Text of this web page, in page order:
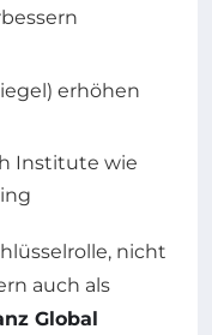
erhöhen
Institute wie
nicht
auch als
Global